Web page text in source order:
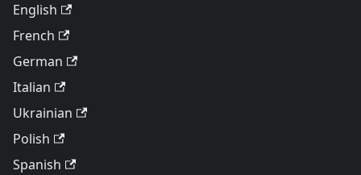
English
French
German
Italian
Ukrainian
Polish
Spanish